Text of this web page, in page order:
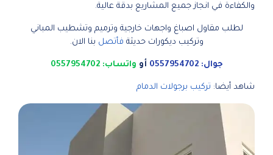
والكفاءة في انجاز جميع المشاريع بدقة عالية.
لطلب مقاول اصباغ واجهات خارجية وترميم وتشطيب المباني
وتركيب ديكورات حديثة فأتصل بنا الان.
جوال: 0557954702 أو واتساب: 0557954702
شاهد أيضا: تركيب برجولات الدمام